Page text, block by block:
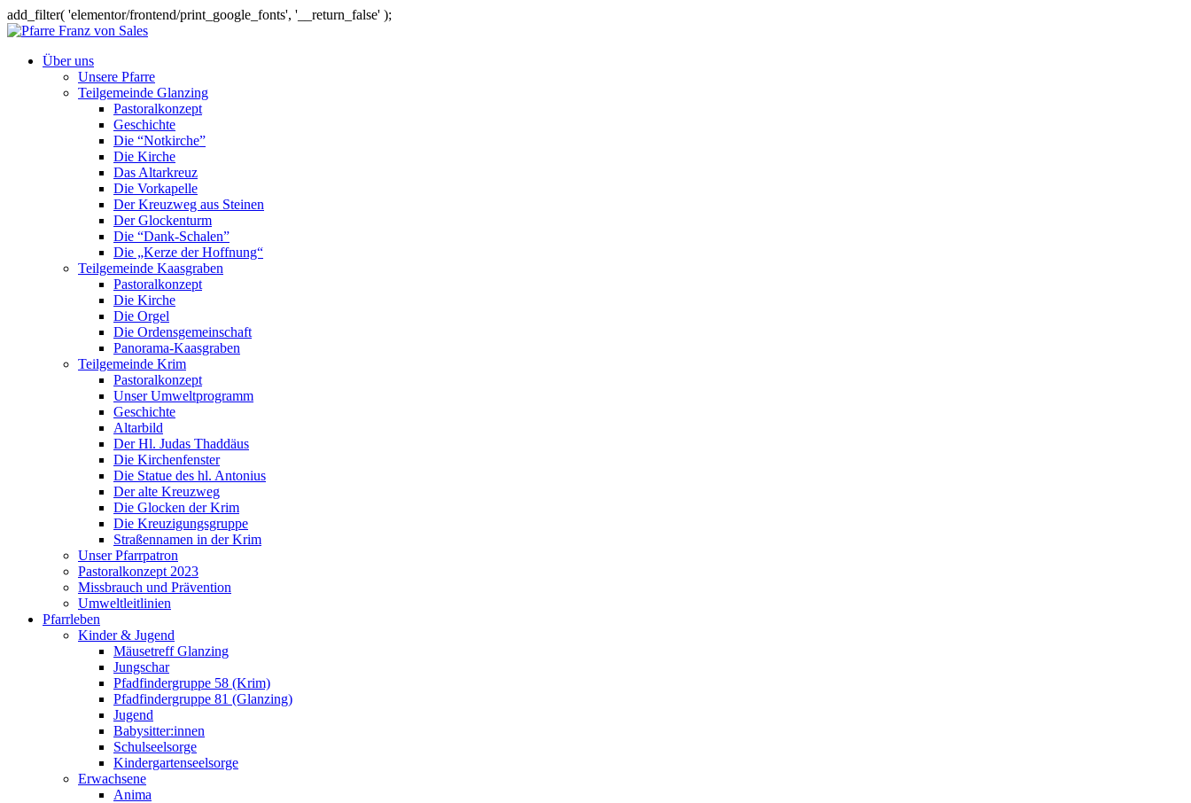
add_filter( 'elementor/frontend/print_google_fonts', '__return_false' );
Über uns
Unsere Pfarre
Teilgemeinde Glanzing
Pastoralkonzept
Geschichte
Die “Notkirche”
Die Kirche
Das Altarkreuz
Die Vorkapelle
Der Kreuzweg aus Steinen
Der Glockenturm
Die “Dank-Schalen”
Die „Kerze der Hoffnung“
Teilgemeinde Kaasgraben
Pastoralkonzept
Die Kirche
Die Orgel
Die Ordensgemeinschaft
Panorama-Kaasgraben
Teilgemeinde Krim
Pastoralkonzept
Unser Umweltprogramm
Geschichte
Altarbild
Der Hl. Judas Thaddäus
Die Kirchenfenster
Die Statue des hl. Antonius
Der alte Kreuzweg
Die Glocken der Krim
Die Kreuzigungsgruppe
Straßennamen in der Krim
Unser Pfarrpatron
Pastoralkonzept 2023
Missbrauch und Prävention
Umweltleitlinien
Pfarrleben
Kinder & Jugend
Mäusetreff Glanzing
Jungschar
Pfadfindergruppe 58 (Krim)
Pfadfindergruppe 81 (Glanzing)
Jugend
Babysitter:innen
Schulseelsorge
Kindergartenseelsorge
Erwachsene
Anima